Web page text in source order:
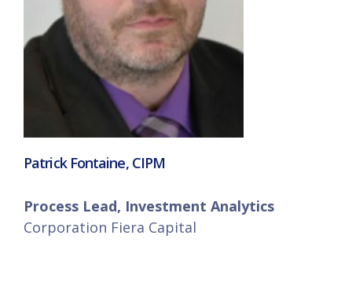
Patrick Fontaine, CIPM
Process Lead, Investment Analytics
Corporation Fiera Capital